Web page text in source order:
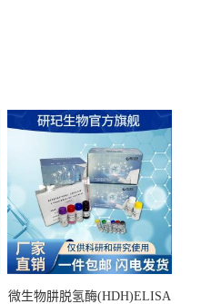
微生物肼脱氢酶(HDH)ELISA